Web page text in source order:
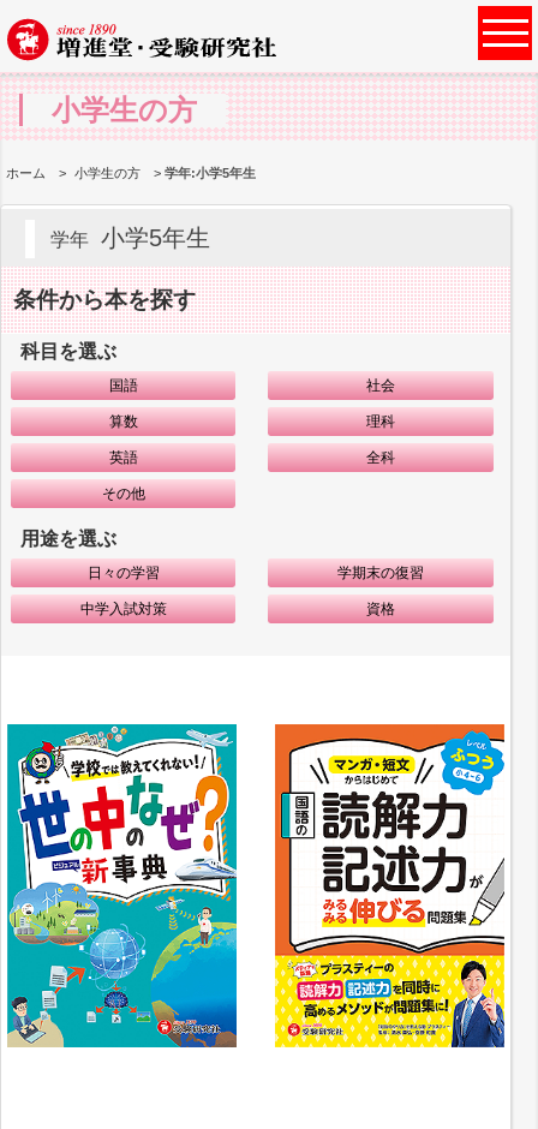
小学生の方
ホーム 小学生の方 学年:小学5年生
学年 小学5年生
条件から本を探す
科目を選ぶ
国語 社会
算数 理科
英語 全科
その他
用途を選ぶ
日々の学習 学期末の復習
中学入試対策 資格